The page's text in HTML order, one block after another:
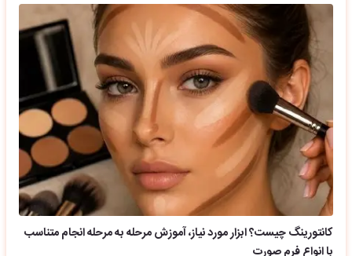
کانتورینگ چیست؟ ابزار مورد نیاز، آموزش مرحله به مرحله انجام متناسب
با انواع فرم صورت